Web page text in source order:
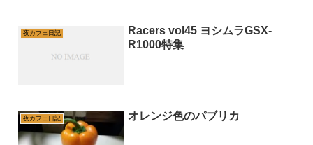
夜カフェ日記
Racers vol45 ヨシムラGSX-
R1000特集
夜カフェ日記 オレンジ色のパブリカ